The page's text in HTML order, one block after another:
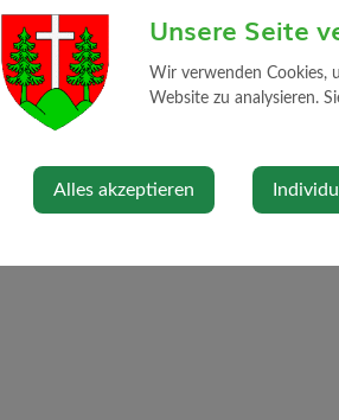
07223/834 56-4
office@altmann-bernhard.at
www.bienenaltmann.at
Unsere Seite
Wir verwenden Cookies,
Website zu analysieren.
Alles akzeptieren